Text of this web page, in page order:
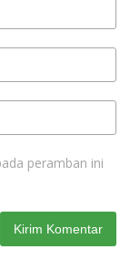
peramban ini